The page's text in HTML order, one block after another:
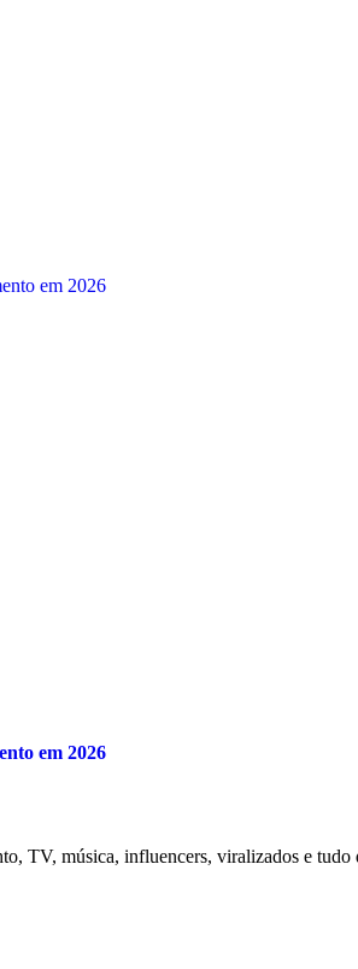
em 2026
em 2026
TV, música, influencers, viralizados e